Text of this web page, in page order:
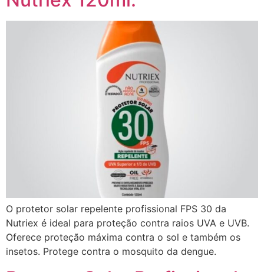
O protetor solar repelente profissional FPS 30 da
Nutriex é ideal para proteção contra raios UVA e UVB.
Oferece proteção máxima contra o sol e também os
insetos. Protege contra o mosquito da dengue.